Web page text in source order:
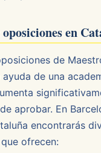
en
de
de una
aprobar. En
encontrarás
ofrecen: